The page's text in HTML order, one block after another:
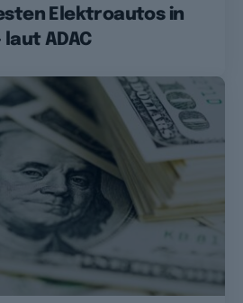
Elektroautos in
ADAC